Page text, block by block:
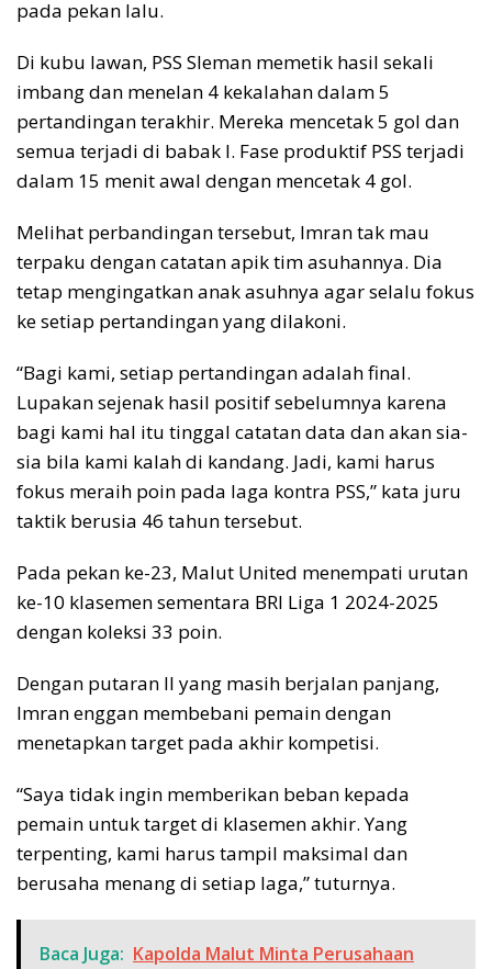
pada pekan lalu.
Di kubu lawan, PSS Sleman memetik hasil sekali
imbang dan menelan 4 kekalahan dalam 5
pertandingan terakhir. Mereka mencetak 5 gol dan
semua terjadi di babak I. Fase produktif PSS terjadi
dalam 15 menit awal dengan mencetak 4 gol.
Melihat perbandingan tersebut, Imran tak mau
terpaku dengan catatan apik tim asuhannya. Dia
tetap mengingatkan anak asuhnya agar selalu fokus
ke setiap pertandingan yang dilakoni.
“Bagi kami, setiap pertandingan adalah final.
Lupakan sejenak hasil positif sebelumnya karena
bagi kami hal itu tinggal catatan data dan akan sia-
sia bila kami kalah di kandang. Jadi, kami harus
fokus meraih poin pada laga kontra PSS,” kata juru
taktik berusia 46 tahun tersebut.
Pada pekan ke-23, Malut United menempati urutan
ke-10 klasemen sementara BRI Liga 1 2024-2025
dengan koleksi 33 poin.
Dengan putaran II yang masih berjalan panjang,
Imran enggan membebani pemain dengan
menetapkan target pada akhir kompetisi.
“Saya tidak ingin memberikan beban kepada
pemain untuk target di klasemen akhir. Yang
terpenting, kami harus tampil maksimal dan
berusaha menang di setiap laga,” tuturnya.
Baca Juga: Kapolda Malut Minta Perusahaan